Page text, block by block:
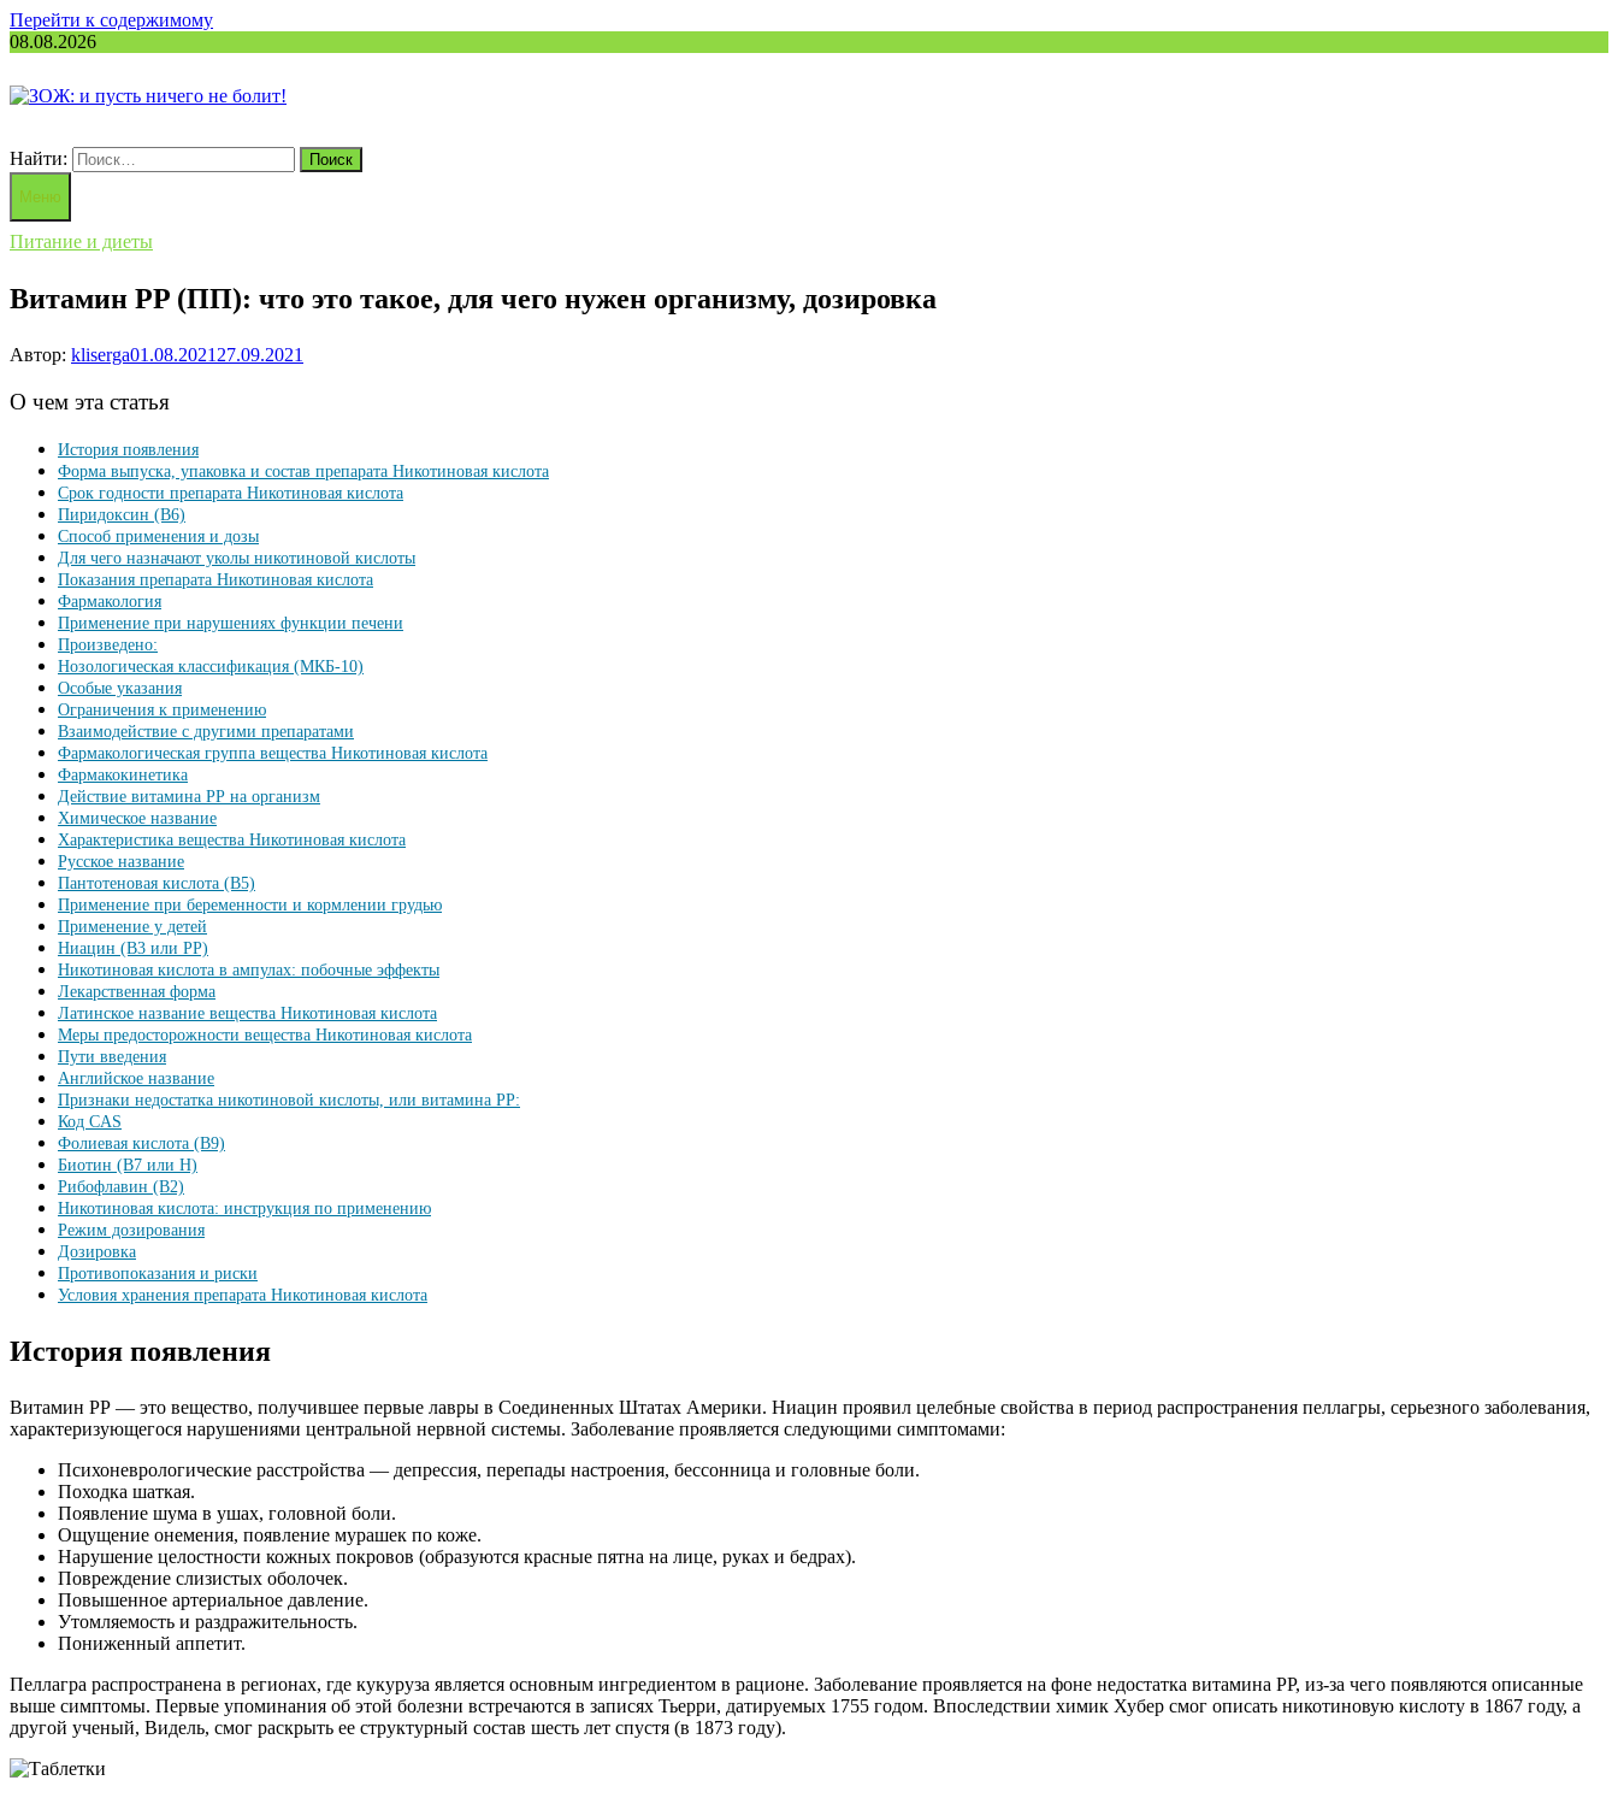
Перейти к содержимому
08.08.2026
Найти:
Меню
Питание и диеты
Витамин PP (ПП): что это такое, для чего нужен организму, дозировка
Автор: kliserga01.08.2021 27.09.2021
О чем эта статья
История появления
Форма выпуска, упаковка и состав препарата Никотиновая кислота
Срок годности препарата Никотиновая кислота
Пиридоксин (B6)
Способ применения и дозы
Для чего назначают уколы никотиновой кислоты
Показания препарата Никотиновая кислота
Фармакология
Применение при нарушениях функции печени
Произведено:
Нозологическая классификация (МКБ-10)
Особые указания
Ограничения к применению
Взаимодействие с другими препаратами
Фармакологическая группа вещества Никотиновая кислота
Фармакокинетика
Действие витамина РР на организм
Химическое название
Характеристика вещества Никотиновая кислота
Русское название
Пантотеновая кислота (B5)
Применение при беременности и кормлении грудью
Применение у детей
Ниацин (B3 или PP)
Никотиновая кислота в ампулах: побочные эффекты
Лекарственная форма
Латинское название вещества Никотиновая кислота
Меры предосторожности вещества Никотиновая кислота
Пути введения
Английское название
Признаки недостатка никотиновой кислоты, или витамина PP:
Код CAS
Фолиевая кислота (B9)
Биотин (B7 или H)
Рибофлавин (B2)
Никотиновая кислота: инструкция по применению
Режим дозирования
Дозировка
Противопоказания и риски
Условия хранения препарата Никотиновая кислота
История появления
Витамин РР — это вещество, получившее первые лавры в Соединенных Штатах Америки. Ниацин проявил целебные свойства в период распространения пеллагры, серьезного заболевания,
характеризующегося нарушениями центральной нервной системы. Заболевание проявляется следующими симптомами:
Психоневрологические расстройства — депрессия, перепады настроения, бессонница и головные боли.
Походка шаткая.
Появление шума в ушах, головной боли.
Ощущение онемения, появление мурашек по коже.
Нарушение целостности кожных покровов (образуются красные пятна на лице, руках и бедрах).
Повреждение слизистых оболочек.
Повышенное артериальное давление.
Утомляемость и раздражительность.
Пониженный аппетит.
Пеллагра распространена в регионах, где кукуруза является основным ингредиентом в рационе. Заболевание проявляется на фоне недостатка витамина РР, из-за чего появляются описанные
выше симптомы. Первые упоминания об этой болезни встречаются в записях Тьерри, датируемых 1755 годом. Впоследствии химик Хубер смог описать никотиновую кислоту в 1867 году, а
другой ученый, Видель, смог раскрыть ее структурный состав шесть лет спустя (в 1873 году).